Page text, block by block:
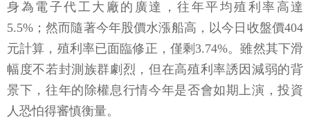
身為電子代工大廠的廣達，往年平均殖利率高達
5.5%；然而隨著今年股價水漲船高，以今日收盤價404
元計算，殖利率已面臨修正，僅剩3.74%。雖然其下滑
幅度不若封測族群劇烈，但在高殖利率誘因減弱的背
景下，往年的除權息行情今年是否會如期上演，投資
人恐怕得審慎衡量。